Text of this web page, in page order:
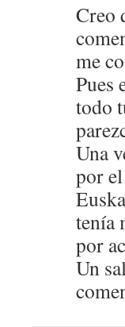
Creo
me
Pues
todo
Una
por
tenía
por
Un